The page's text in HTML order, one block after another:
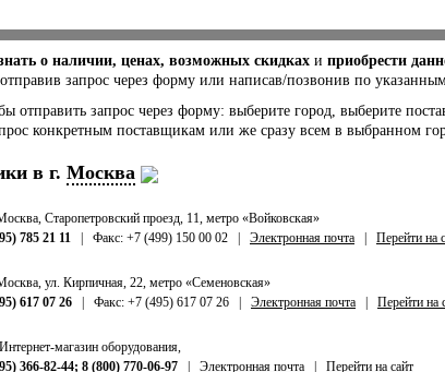
о наличии, ценах, возможных скидках и приобрести
запрос через форму или написав/позвонив по
отправить запрос через форму: выберите город, выберите
конкретным поставщикам или же сразу всем в выбранном
в г. Москва
Старопетровский проезд, 11, метро «Войковская»
785 21 11 | Факс: +7 (499) 150 00 02 | Электронная почта Перейти на
ул. Кирпичная, 22, метро «Семеновская»
617 07 26 | Факс: +7 (495) 617 07 26 | Электронная почта Перейти на
магазин оборудования,
366-82-44; 8 (800) 770-06-97 Электронная почта Перейти на сайт